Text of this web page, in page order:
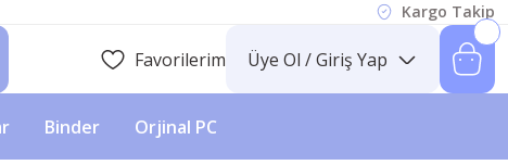
Kargo Takip
Favorilerim Üye Ol / Giriş Yap
Binder Orjinal PC